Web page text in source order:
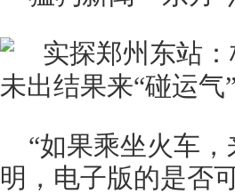
“如果乘坐火车
明，电子版的是否